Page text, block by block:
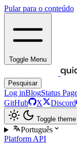
Pular para o conteúdo
Toggle Menu
Pesquisar
Log inBlogStatus
GitHub
X Discord
Toggle theme
Português
Platform API